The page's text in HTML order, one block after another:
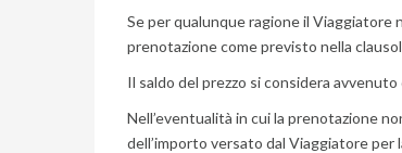
Se per qualunque ragione il Viaggiatore
prenotazione come previsto nella
Il saldo del prezzo si considera
Nell’eventualità in cui la prenotazione
dell’importo versato dal Viaggiatore